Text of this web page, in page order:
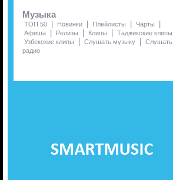
Музыка
ТОП 50 | Новинки | Плейлисты | Чарты |
Афиша | Релизы | Клипы | Таджикские клипы
Узбекские клипы | Слушать музыку | Слушать
радио